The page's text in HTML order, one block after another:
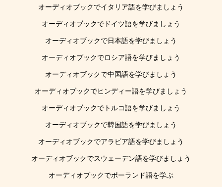
オーディオブックでイタリア語を学びましょう
オーディオブックでドイツ語を学びましょう
オーディオブックで日本語を学びましょう
オーディオブックでロシア語を学びましょう
オーディオブックで中国語を学びましょう
オーディオブックでヒンディー語を学びましょう
オーディオブックでトルコ語を学びましょう
オーディオブックで韓国語を学びましょう
オーディオブックでアラビア語を学びましょう
オーディオブックでスウェーデン語を学びましょう
オーディオブックでポーランド語を学ぶ